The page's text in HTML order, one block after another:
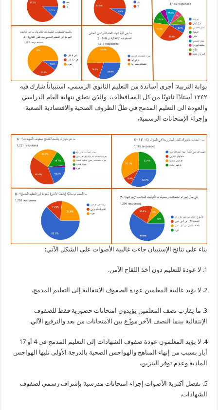
عودة
للتعليم
دون
أخذ
اللقاح
الآمن
ومع
امتحانات
مدرسية
مغلقة
بوابة التربية: أجرى أساتذة من التعليم الثانوي الرسمي، استبياناً شارك فيه
١٢٤٢ أستاذًا ثانويًا من كل المحافظات، والذي يتعلق بنهاية العام الدراسي
والعودة الی التعليم المدمج في ظلّ الظروف الصحية والاقتصادية الصعبة
وإجراء الإمتحانات الرسمية،
بناء علی نتائج الإستبيان جاءت غالبية الأصوات علی الشكل الآتي:
1. لا عودة للتعليم دون أخذ اللقاح الآمن.
2. لا يؤيد غالبية المعلمين عودة الصفوف الانتقالية إلی التعليم المدمج.
3. ما يقارب نصف المعلمين يؤيدون امتحانات حضورية فقط للصفوف
الإنتقالية بينما النصف الآخر موزّع بين الامتحانات من بعد والترفيع الآلي.
4. لا يؤيد المعلمون عودة صفوف الشهادات إلی التعليم المدمج في 4 أو 17
أيار بسبب من إنهاء المناهج والهواجس الصحية بالدرجة الأولی تليها الهواجس
المادية وعدم توفر البنزين.
5. تفضل أكثرية الأصوات إجراء امتحانات مدرسية بإشراف رسمي لصفوف
الشهادات.